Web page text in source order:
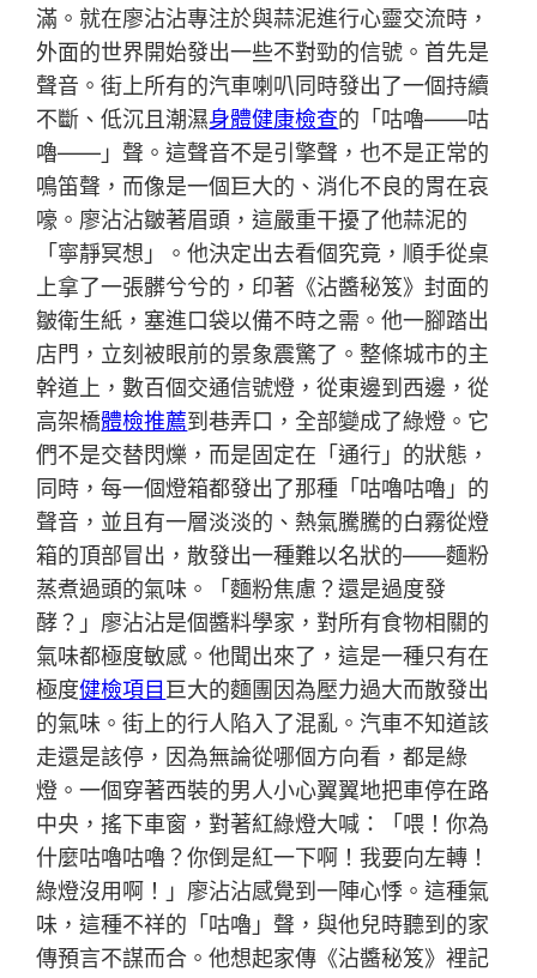
滿。就在廖沾沾專注於與蒜泥進行心靈交流時，
外面的世界開始發出一些不對勁的信號。首先是
聲音。街上所有的汽車喇叭同時發出了一個持續
不斷、低沉且潮濕身體健康檢查的「咕嚕——咕
嚕——」聲。這聲音不是引擎聲，也不是正常的
鳴笛聲，而像是一個巨大的、消化不良的胃在哀
嚎。廖沾沾皺著眉頭，這嚴重干擾了他蒜泥的
「寧靜冥想」。他決定出去看個究竟，順手從桌
上拿了一張髒兮兮的，印著《沾醬秘笈》封面的
皺衛生紙，塞進口袋以備不時之需。他一腳踏出
店門，立刻被眼前的景象震驚了。整條城市的主
幹道上，數百個交通信號燈，從東邊到西邊，從
高架橋體檢推薦到巷弄口，全部變成了綠燈。它
們不是交替閃爍，而是固定在「通行」的狀態，
同時，每一個燈箱都發出了那種「咕嚕咕嚕」的
聲音，並且有一層淡淡的、熱氣騰騰的白霧從燈
箱的頂部冒出，散發出一種難以名狀的——麵粉
蒸煮過頭的氣味。「麵粉焦慮？還是過度發
酵？」廖沾沾是個醬料學家，對所有食物相關的
氣味都極度敏感。他聞出來了，這是一種只有在
極度健檢項目 巨大的麵團因為壓力過大而散發出
的氣味。街上的行人陷入了混亂。汽車不知道該
走還是該停，因為無論從哪個方向看，都是綠
燈。一個穿著西裝的男人小心翼翼地把車停在路
中央，搖下車窗，對著紅綠燈大喊：「喂！你為
什麼咕嚕咕嚕？你倒是紅一下啊！我要向左轉！
綠燈沒用啊！」廖沾沾感覺到一陣心悸。這種氣
味，這種不祥的「咕嚕」聲，與他兒時聽到的家
傳預言不謀而合。他想起家傳《沾醬秘笈》裡記